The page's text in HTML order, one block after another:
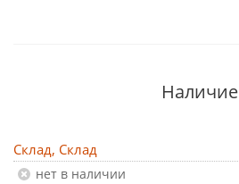
Наличие
Склад, Склад
Нет в наличии